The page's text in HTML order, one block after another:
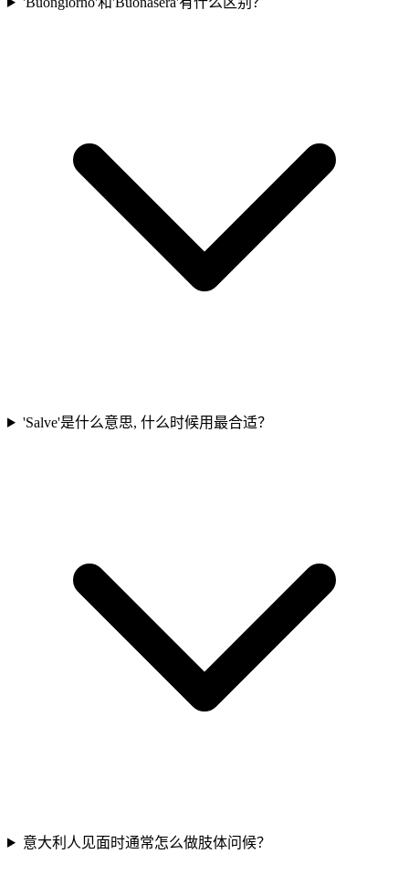
'Salve'是什么意思, 什么时候用最合适？
意大利人见面时通常怎么做肢体问候？